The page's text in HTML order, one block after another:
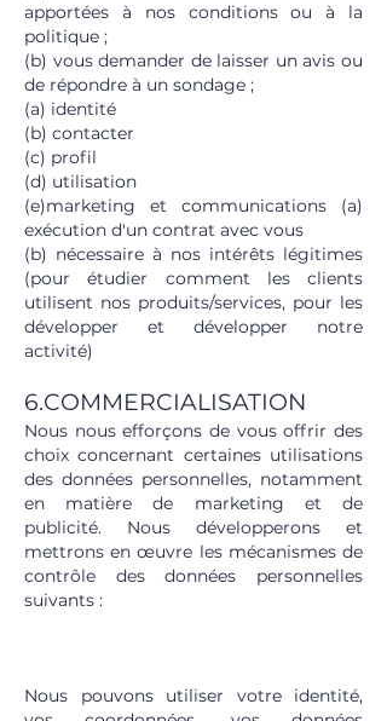
apportées à nos conditions ou à la
politique ;
(b) vous demander de laisser un avis ou
de répondre à un sondage ;
(a) identité
(b) contacter
(c) profil
(d) utilisation
(e)marketing et communications (a)
exécution d'un contrat avec vous
(b) nécessaire à nos intérêts légitimes
(pour étudier comment les clients
utilisent nos produits/services, pour les
développer et développer notre
activité)
6.COMMERCIALISATION
Nous nous efforçons de vous offrir des
choix concernant certaines utilisations
des données personnelles, notamment
en matière de marketing et de
publicité. Nous développerons et
mettrons en œuvre les mécanismes de
contrôle des données personnelles
suivants :
Nous pouvons utiliser votre identité,